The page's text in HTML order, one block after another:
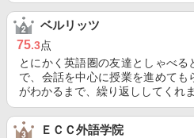
ベルリッツ
75.3点
とにかく英語圏の友達としゃべ
で、会話を中心に授業を進めて
がわかるまで、繰り返ししてくれ
ＥＣＣ外語学院